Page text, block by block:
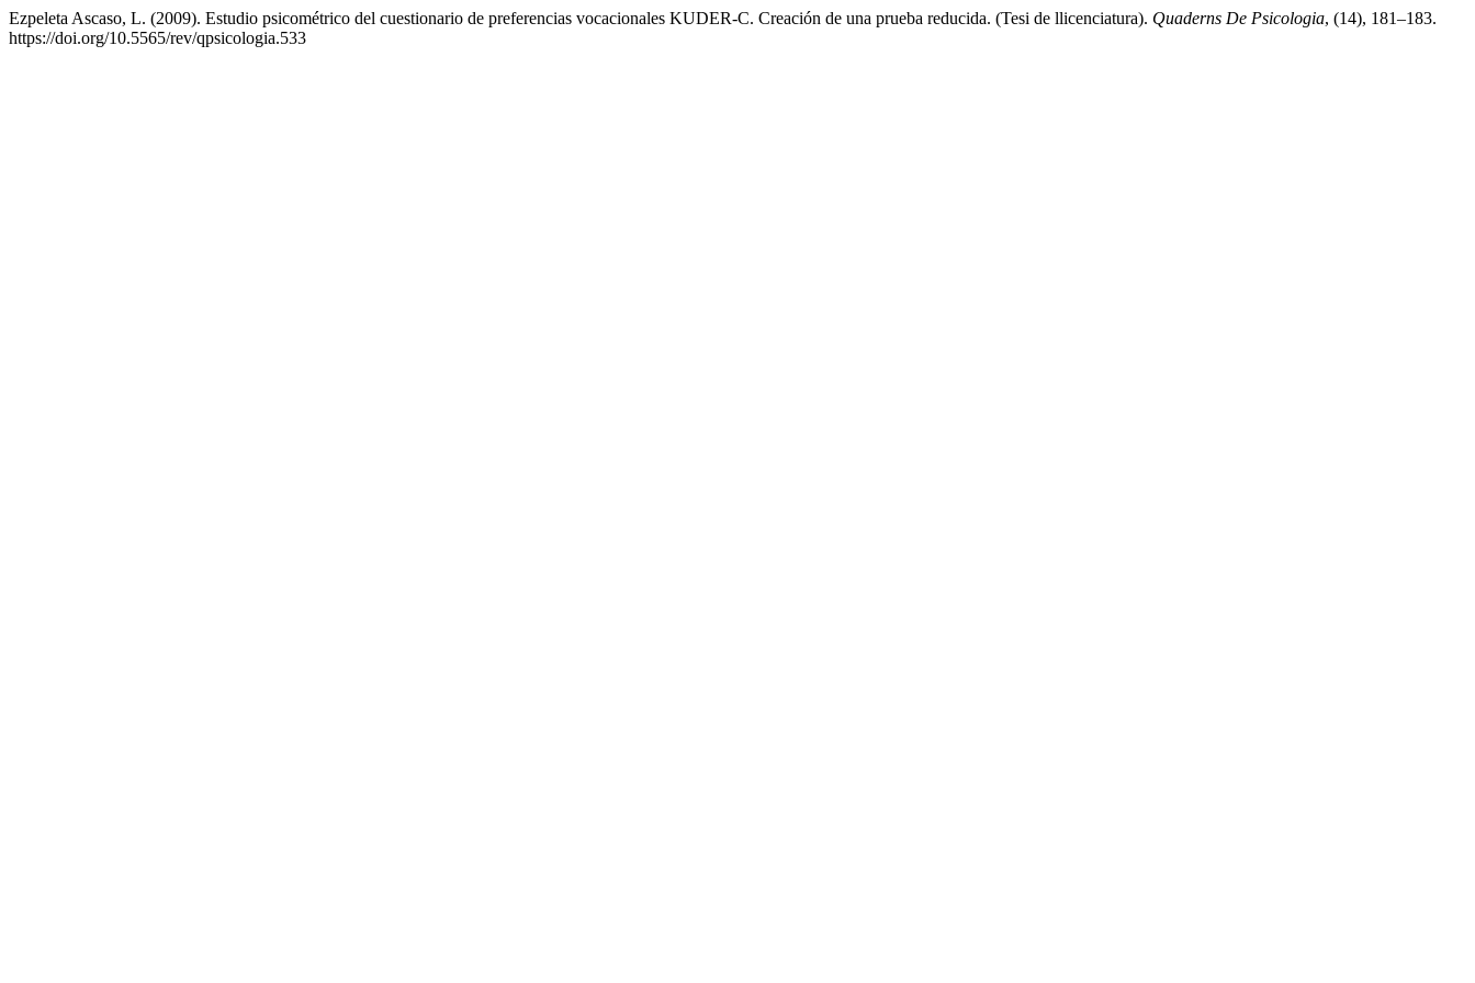
Ezpeleta Ascaso, L. (2009). Estudio psicométrico del cuestionario de preferencias vocacionales KUDER-C. Creación de una prueba reducida. (Tesi de llicenciatura). Quaderns De Psicologia, (14), 181–183.
https://doi.org/10.5565/rev/qpsicologia.533